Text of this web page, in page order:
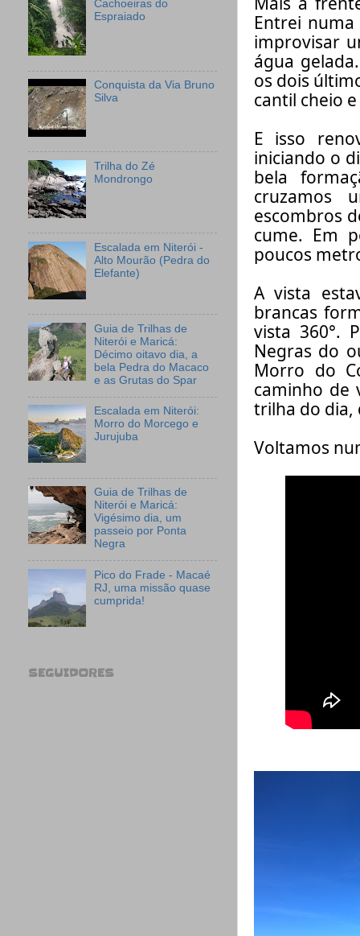
Entrei numa
improvisar
água
os dois
cantil cheio
E isso
iniciando o
bela
cruzamos
escombros
cume. Em
poucos
A vista
brancas
vista 360°.
Negras do
Morro do
caminho de
trilha do dia,
Voltamos
Cachoeiras do
Espraiado
Conquista da Via Bruno
Silva
Trilha do Zé
Mondrongo
Escalada em Niterói -
Alto Mourão (Pedra do
Elefante)
Guia de Trilhas de
Niterói e Maricá:
Décimo oitavo dia, a
bela Pedra do Macaco
e as Grutas do Spar
Escalada em Niterói:
Morro do Morcego e
Jurujuba
Guia de Trilhas de
Niterói e Maricá:
Vigésimo dia, um
passeio por Ponta
Negra
Pico do Frade - Macaé
RJ, uma missão quase
cumprida!
SEGUIDORES